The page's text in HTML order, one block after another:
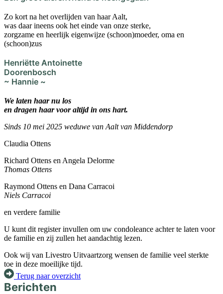
Zo kort na het overlijden van haar Aalt,
was daar ineens ook het einde van onze sterke,
zorgzame en heerlijk eigenwijze (schoon)moeder, oma en
(schoon)zus
Henriëtte Antoinette
Doorenbosch
~ Hannie ~
We laten haar nu los
en dragen haar voor altijd in ons hart.
Sinds 10 mei 2025 weduwe van Aalt van Middendorp
Claudia Ottens
Richard Ottens en Angela Delorme
Thomas Ottens
Raymond Ottens en Dana Carracoi
Niels Carracoi
en verdere familie
U kunt dit register invullen om uw condoleance achter te laten voor
de familie en zij zullen het aandachtig lezen.
Ook wij van Livestro Uitvaartzorg wensen de familie veel sterkte
toe in deze moeilijke tijd.
Terug naar overzicht
Berichten